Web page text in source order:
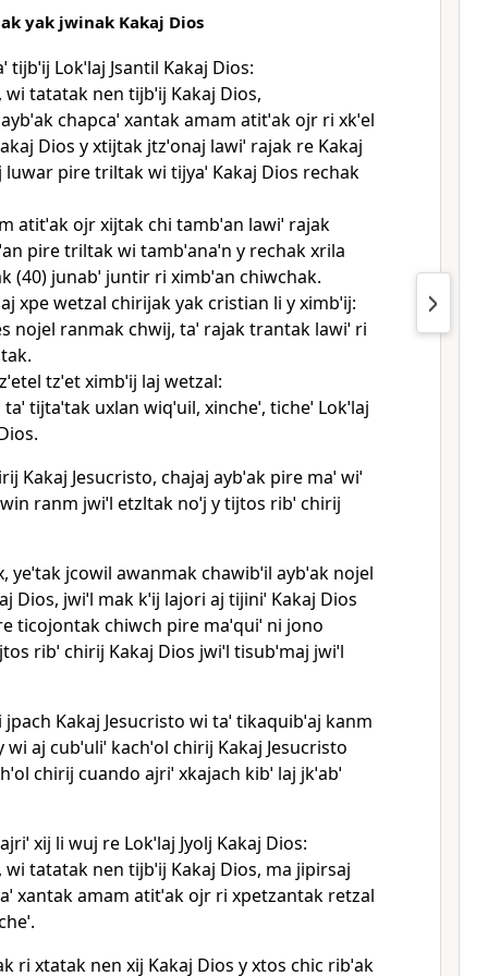
yak jwinak Kakaj Dios
tijbˈij Lokˈlaj Jsantil Kakaj Dios:
tatatak nen tijbˈij Kakaj Dios,
chapcaˈ xantak amam atitˈak ojr ri xkˈel
Dios y xtijtak jtzˈonaj lawiˈ rajak re Kakaj
luwar pire triltak wi tijyaˈ Kakaj Dios rechak
atitˈak ojr xijtak chi tambˈan lawiˈ rajak
pire triltak wi tambˈanaˈn y rechak xrila
(40) junabˈ juntir ri ximbˈan chiwchak.
xpe wetzal chirijak yak cristian li y ximbˈij:
nojel ranmak chwij, taˈ rajak trantak lawiˈ ri
tzˈet ximbˈij laj wetzal:
tijtaˈtak uxlan wiqˈuil, xincheˈ, ticheˈ Lokˈlaj
Kakaj Jesucristo, chajaj aybˈak pire maˈ wiˈ
ranm jwiˈl etzltak noˈj y tijtos ribˈ chirij
yeˈtak jcowil awanmak chawibˈil aybˈak nojel
Dios, jwiˈl mak kˈij lajori aj tijiniˈ Kakaj Dios
ticojontak chiwch pire maˈquiˈ ni jono
ribˈ chirij Kakaj Dios jwiˈl tisubˈmaj jwiˈl
jpach Kakaj Jesucristo wi taˈ tikaquibˈaj kanm
aj cubˈuliˈ kachˈol chirij Kakaj Jesucristo
chirij cuando ajriˈ xkajach kibˈ laj jkˈabˈ
xij li wuj re Lokˈlaj Jyolj Kakaj Dios:
tatatak nen tijbˈij Kakaj Dios, ma jipirsaj
xantak amam atitˈak ojr ri xpetzantak retzal
ri xtatak nen xij Kakaj Dios y xtos chic ribˈak